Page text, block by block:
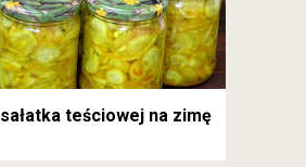
teściowej na zimę